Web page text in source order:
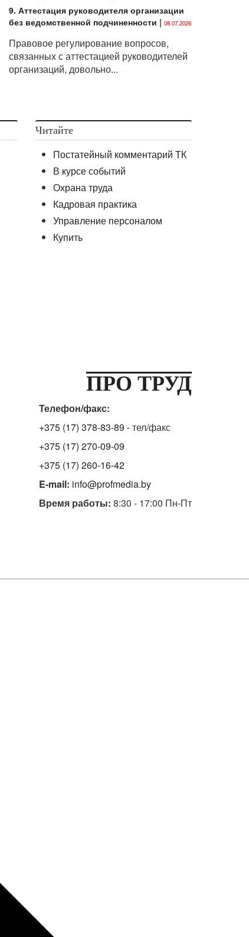
9. Аттестация руководителя организации
без ведомственной подчиненности | 08.07.2026
Правовое регулирование вопросов,
связанных с аттестацией руководителей
организаций, довольно...
Читайте
Постатейный комментарий ТК
В курсе событий
Охрана труда
Кадровая практика
Управление персоналом
Купить
ПРО ТРУД
Телефон/факс:
+375 (17) 378-83-89 - тел/факс
+375 (17) 270-09-09
+375 (17) 260-16-42
E-mail: info@profmedia.by
Время работы: 8:30 - 17:00 Пн-Пт